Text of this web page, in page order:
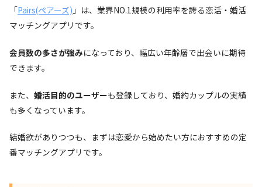
「Pairs(ペアーズ) 」は、業界NO.1規模の利用率を誇る恋活・婚活
マッチングアプリです。
会員数の多さが強みになっており、幅広い年齢層で出会いに期待
できます。
また、 婚活目的のユーザーも登録しており、婚約カップルの実績
も多くなっています。
結婚欲がありつつも、まずは恋愛から始めたい方におすすめの定
番マッチングアプリです。